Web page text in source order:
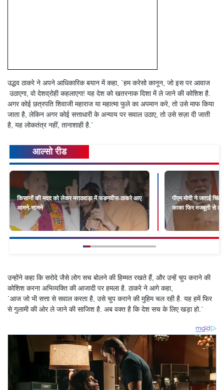
उद्धव ठाकरे ने अपने आधिकारिक बयान में कहा, `हम करेसो कानून, जो इस पर आवाज
उठाएगा, वो देशद्रोही कहलाएगा! यह देश को खतरनाक दिशा में ले जाने की कोशिश है.
अगर कोई छत्रपति शिवाजी महाराज या महात्मा फुले का अपमान करे, तो उसे माफ किया
जाता है, लेकिन अगर कोई सत्ताधारी के अन्याय पर सवाल उठाए, तो उसे सज़ा दी जाती
है, यह लोकतंत्र नहीं, तानाशाही है.`
आल्सो रीड
किसानों की मदद को लेकर मराठवाड़ा में फडणवीस-ठाकरे आए
आमने-सामने
पीएम मोदी ने जताई
काका फिर मजबूती से
उन्होंने कहा कि सरोदे जैसे लोग सच बोलने की हिम्मत रखते हैं, और उन्हें चुप कराने की
कोशिश करना अभिव्यक्ति की आजादी पर हमला है. ठाकरे ने आगे कहा,
`आज जो भी सत्ता से सवाल करता है, उसे चुप कराने की मुहिम चल रही है. यह हमें फिर
से गुलामी की ओर ले जाने की साजिश है. अब वक्त है कि देश सच के लिए खड़ा हो.`